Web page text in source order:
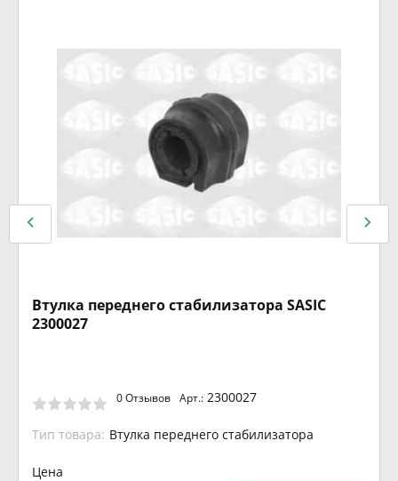
Втулка переднего стабилизатора SASIC
2300027
0 Отзывов Арт.: 2300027
Тип товара: Втулка переднего стабилизатора
Цена